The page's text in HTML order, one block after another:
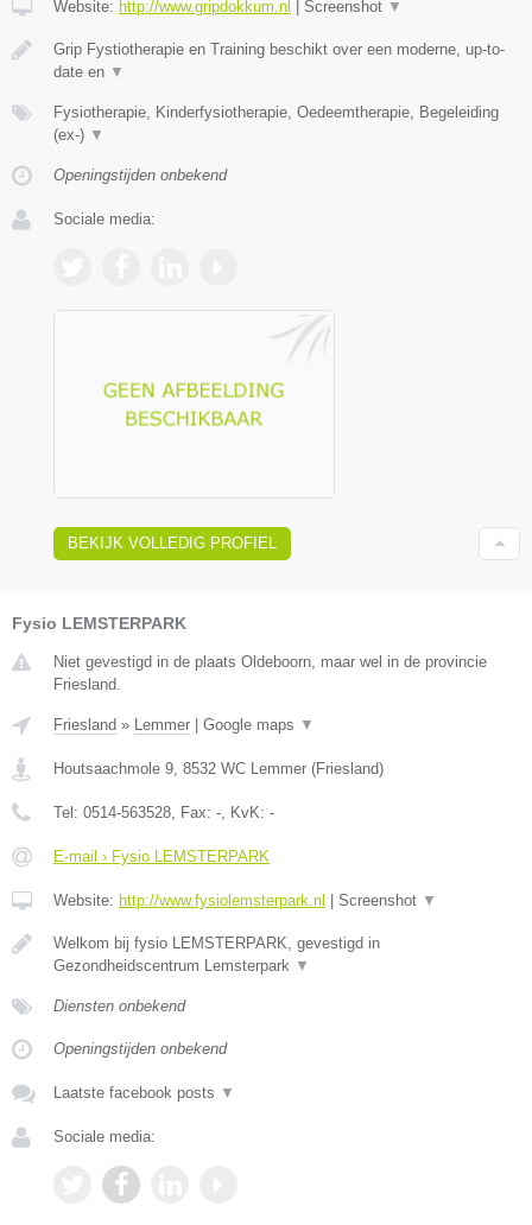
Website: http://www.gripdokkum.nl Screenshot ▼
Grip Fystiotherapie en Training beschikt over een moderne, up-to-
date en ▼
Fysiotherapie, Kinderfysiotherapie, Oedeemtherapie, Begeleiding
(ex-) ▼
Openingstijden onbekend
Sociale media:
BEKIJK VOLLEDIG PROFIEL
Fysio LEMSTERPARK
Niet gevestigd in de plaats Oldeboorn, maar wel in de provincie
Friesland.
Friesland » Lemmer | Google maps ▼
Houtsaachmole 9 8532 WC Lemmer (Friesland)
Tel: 0514-563528 , Fax: - , KvK: -
E-mail › Fysio LEMSTERPARK
Website: http://www.fysiolemsterpark.nl | Screenshot ▼
Welkom bij fysio LEMSTERPARK, gevestigd in
Gezondheidscentrum Lemsterpark ▼
Diensten onbekend
Openingstijden onbekend
Laatste facebook posts ▼
Sociale media: